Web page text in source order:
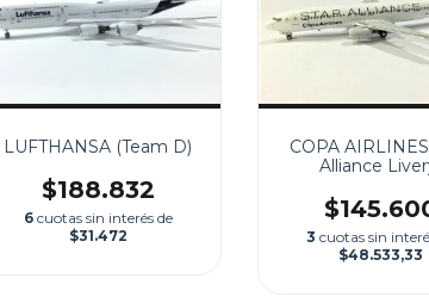
LUFTHANSA (Team D)
$188.832
6 cuotas sin interés de
$31.472
COPA
Alliance
3 cuotas sin
$48.533,33